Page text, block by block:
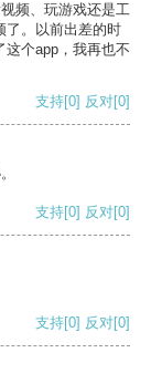
频、玩游戏还是工
了。以前出差的时
个app，我再也不
支持[0] 反对[0]
支持[0] 反对[0]
支持[0] 反对[0]